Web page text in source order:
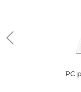
PC